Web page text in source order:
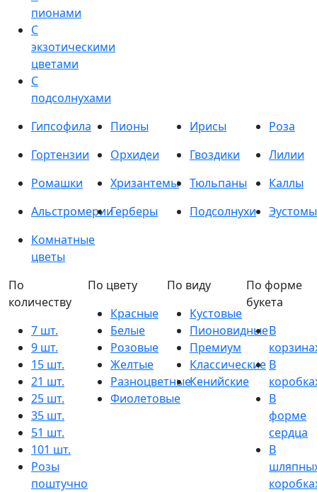
пионами
С
экзотическими
цветами
С
подсолнухами
Гипсофила Пионы Ирисы
Роза
Гортензии
Орхидеи Гвоздики
Лилии
Ромашки
Хризантемы Тюльпаны
Каллы
АльстромерииГерберы Подсолнухи
Эустомы
Комнатные
цветы
По
количеству
7 шт.
9 шт.
15 шт.
21 шт.
25 шт.
35 шт.
51 шт.
101 шт.
Розы
поштучно
По цвету
Красные
Белые
Розовые
Желтые
Разноцветные
Фиолетовые
По виду
Кустовые
Пионовидные
Премиум
Классические
Кенийские
По форме
букета
В
В
В
форме
сердца
В